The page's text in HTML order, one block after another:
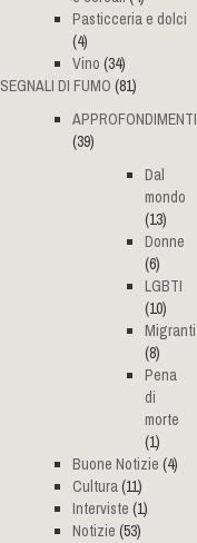
Pasticceria e dolci
(4)
Vino (34)
SEGNALI DI FUMO (81)
APPROFONDIMENTI
(39)
Dal
mondo
(13)
Donne
(6)
LGBTI
(10)
Migranti
(8)
Pena
di
morte
(1)
Buone Notizie (4)
Cultura(11)
Interviste (1)
Notizie (53)